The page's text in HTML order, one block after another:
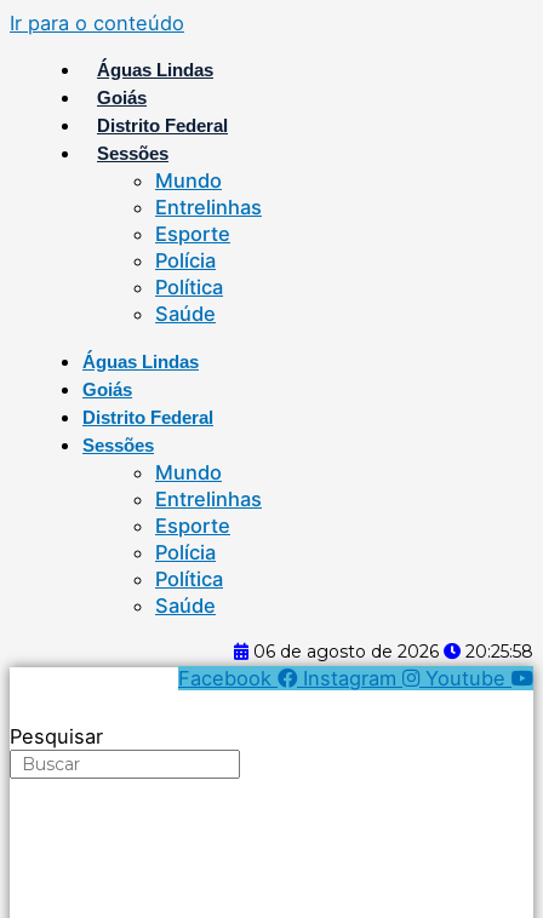
Ir para o conteúdo
Águas Lindas
Goiás
Distrito Federal
Sessões
Mundo
Entrelinhas
Esporte
Polícia
Política
Saúde
Águas Lindas
Goiás
Distrito Federal
Sessões
Mundo
Entrelinhas
Esporte
Polícia
Política
Saúde
06 de agosto de 2026 20:25:59
Facebook Instagram Youtube
Pesquisar